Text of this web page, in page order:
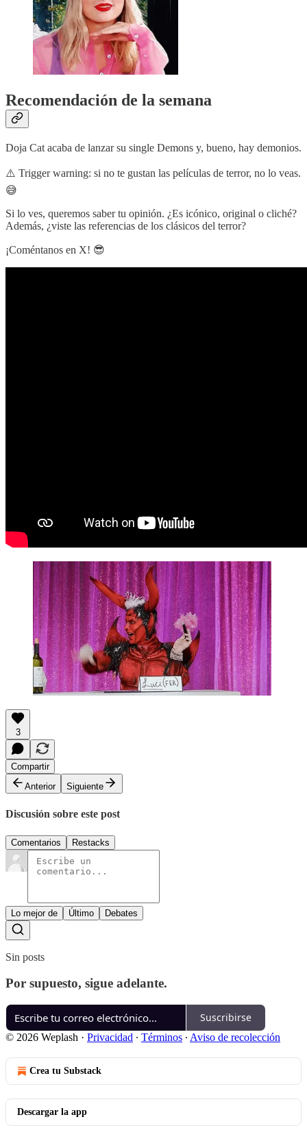
Recomendación de la semana
Doja Cat acaba de lanzar su single Demons y, bueno, hay demonios.
⚠️ Trigger warning: si no te gustan las películas de terror, no lo veas.
😅
Si lo ves, queremos saber tu opinión. ¿Es icónico, original o cliché?
Además, ¿viste las referencias de los clásicos del terror?
¡Coméntanos en X! 😎
3
Compartir
Anterior
Siguiente
Discusión sobre este post
Comentarios Restacks
Lo mejor de Último Debates
Sin posts
Por supuesto, sigue adelante.
Suscribirse
© 2026 Weplash · Privacidad ∙ Términos ∙ Aviso de recolección
Crea tu Substack
Descargar la app